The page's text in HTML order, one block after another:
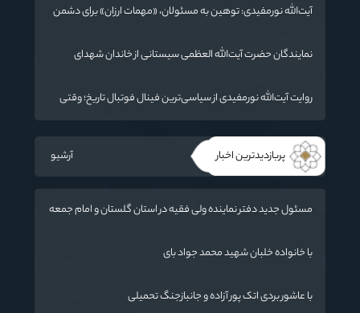
آیت‌الله نورمفیدی: توهین به مسئولان، «مهمات ارزان» برای دشمن
نمایندگان حضرت آیت‌الله العظمی سیستانی از خاندان شهدای
روایت آیت‌الله نورمفیدی از سیاسی‌ترین فینال فوتبال تاریخ؛ وقتی
پربازدیدترین اخبار آرشیو
مسئول جدید دفتر نماینده ولی فقیه در استان گلستان و امام جمعه
با خانواده خلبان شهید محمد جواد بای
با عاشور بردی اتک پور آزاده و جانبازجنگ تحمیلی